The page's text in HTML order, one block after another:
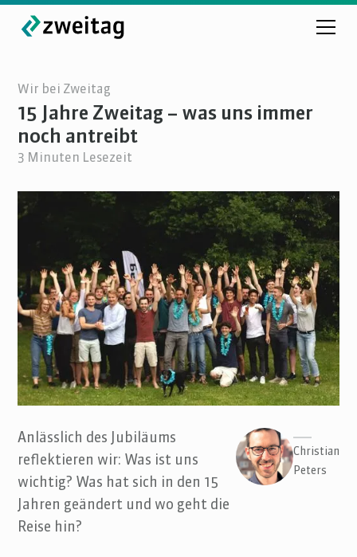
Wir bei Zweitag
15 Jahre Zweitag – was uns immer
noch antreibt
3 Minuten Lesezeit
Anlässlich des Jubiläums
reflektieren wir: Was ist uns
wichtig? Was hat sich in den 15
Jahren geändert und wo geht die
Reise hin?
Christian
Peters